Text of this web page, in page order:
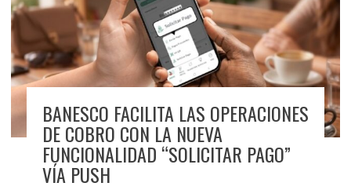
BANESCO FACILITA LAS OPERACIONES
DE COBRO CON LA NUEVA
FUNCIONALIDAD “SOLICITAR PAGO”
VÍA PUSH